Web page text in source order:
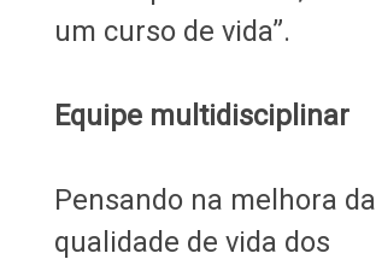
um curso de vida”.
Equipe multidisciplinar
Pensando na melhora da
qualidade de vida dos